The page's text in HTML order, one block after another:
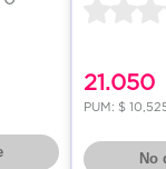
21.050
PUM: $
No